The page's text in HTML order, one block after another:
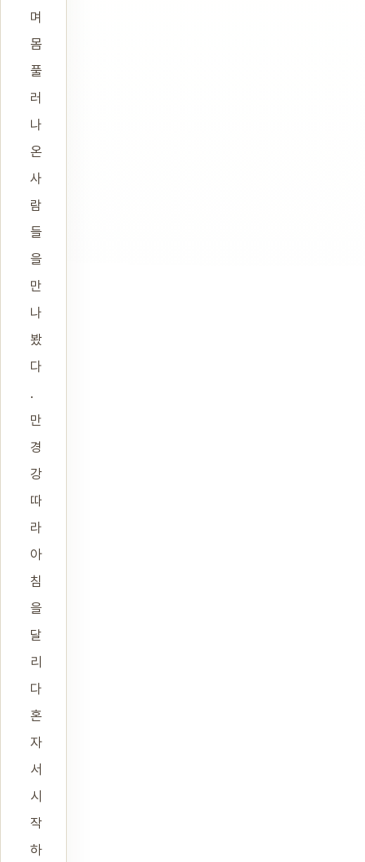
며
몸
풀
러
나
온
사
람
들
을
만
나
봤
다
.
만
경
강
따
라
아
침
을
달
리
다
혼
자
서
시
작
하